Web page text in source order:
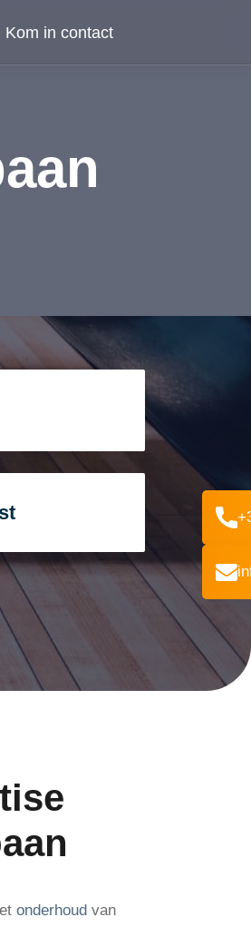
Kom in contact
onderhoud van